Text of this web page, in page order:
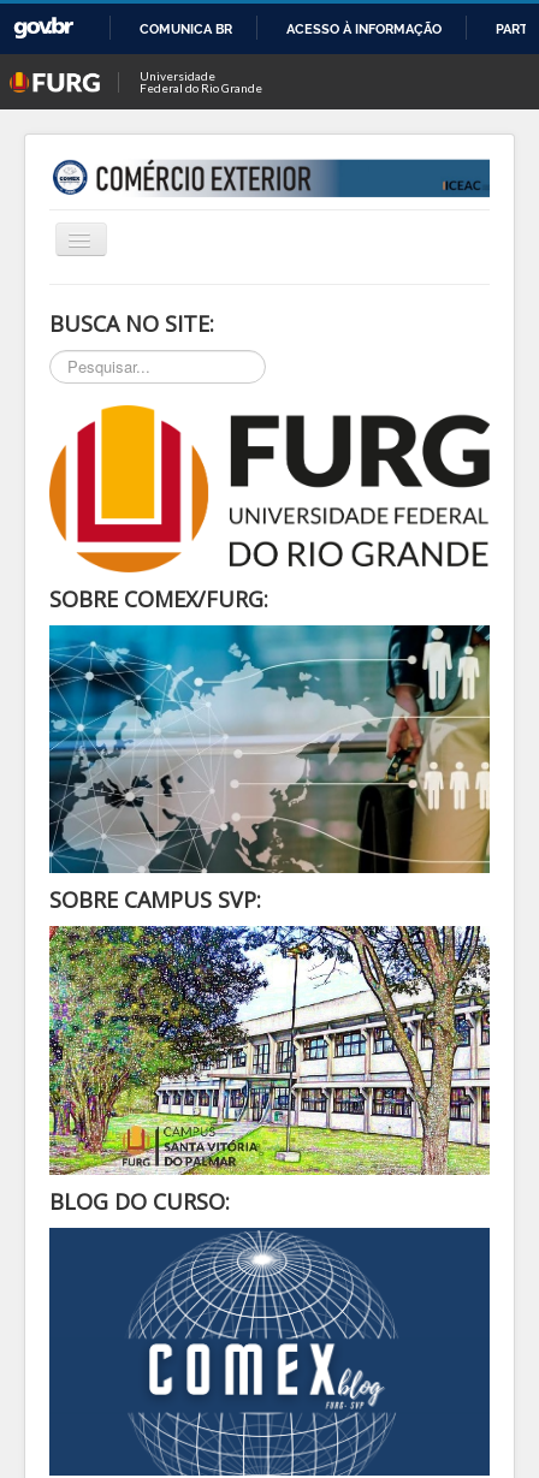
O
CONTEÚDO
COMUNICA BR ACESSO À INFORMAÇÃO
Universidade
Federal do Rio Grande
Alternar
Navegação
SOBRE
NOTÍCIAS
PESQ & EXTEN
SECRETARIA
CONTATO
LOGIN
BUSCA NO SITE:
Pesquisar...
SOBRE COMEX/FURG:
SOBRE CAMPUS SVP:
BLOG DO CURSO: